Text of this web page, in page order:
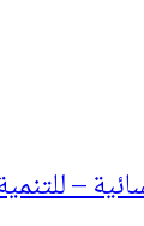
– للتنمية